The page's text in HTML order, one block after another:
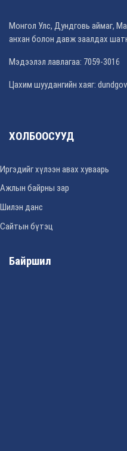
Монгол Улс, Дундговь аймаг,
анхан болон давж заалдах
Мэдээлэл лавлагаа: 7059-3016
Цахим шуудангийн хаяг:
ХОЛБООСУУД
Иргэдийг хүлээн авах хуваарь
Ажлын байрны зар
Шилэн данс
Сайтын бүтэц
Байршил